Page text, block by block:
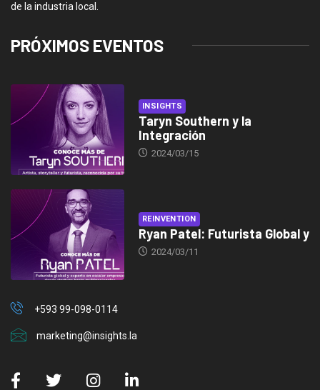
de la industria local.
PRÓXIMOS EVENTOS
INSIGHTS
Taryn Southern y la
Integración
2024/03/15
REINVENTION
Ryan Patel: Futurista Global y
2024/03/11
+593 99-098-0114
marketing@insights.la